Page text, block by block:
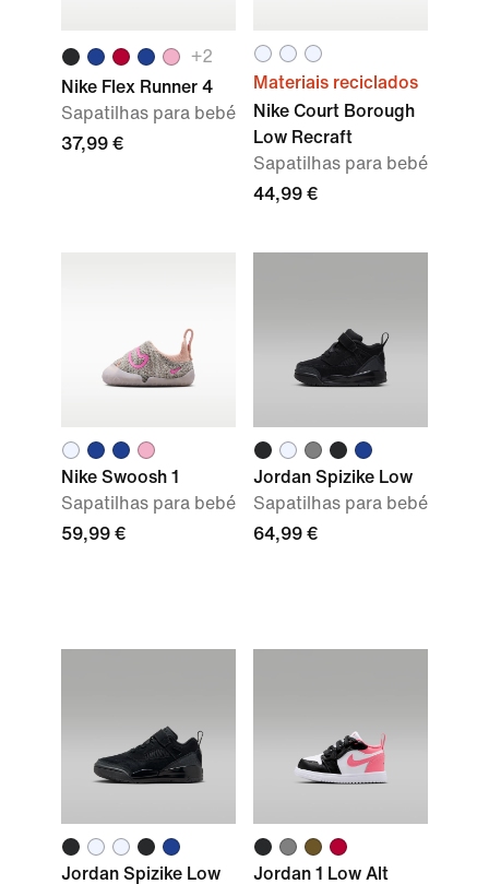
+2
Nike Flex Runner 4
Sapatilhas para bebé
37,99 €
Materiais reciclados
Nike Court Borough
Low Recraft
Sapatilhas para bebé
44,99 €
Nike Swoosh 1
Sapatilhas para bebé
59,99 €
Jordan Spizike Low
Sapatilhas para bebé
64,99 €
Jordan Spizike Low
Jordan 1 Low Alt